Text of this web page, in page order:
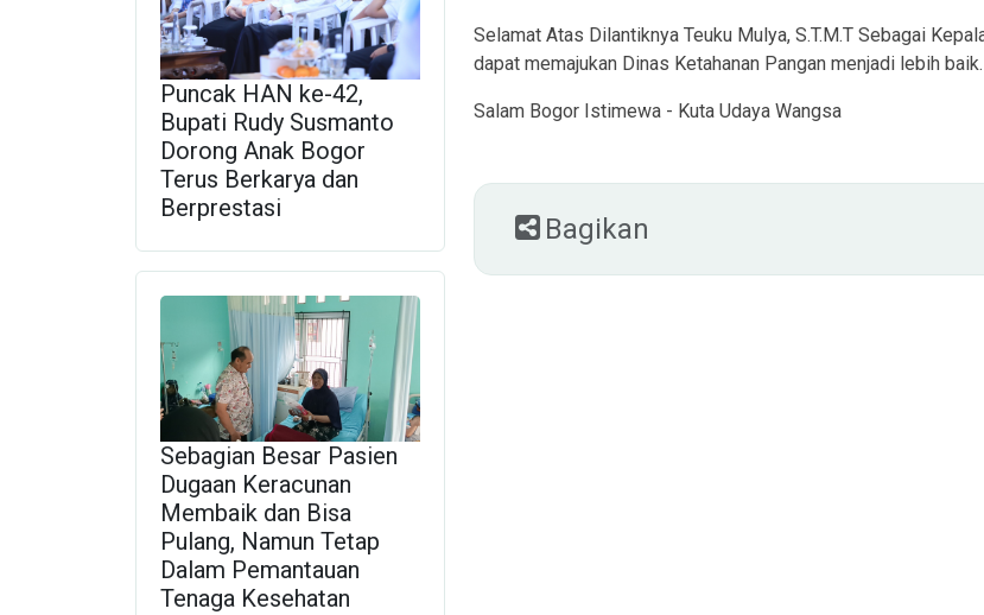
Puncak HAN ke-42,
Bupati Rudy Susmanto
Dorong Anak Bogor
Terus Berkarya dan
Berprestasi
Sebagian Besar Pasien
Dugaan Keracunan
Membaik dan Bisa
Pulang, Namun Tetap
Dalam Pemantauan
Tenaga Kesehatan
Selamat Atas Dilantiknya Teuku Mulya, S.T.M.T Sebagai
dapat memajukan Dinas Ketahanan Pangan menjadi lebih baik.
Salam Bogor Istimewa - Kuta Udaya Wangsa
Bagikan